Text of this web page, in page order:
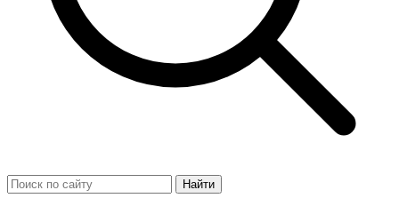
Найти